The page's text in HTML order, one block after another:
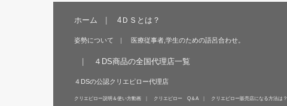
ホーム 4ＤＳとは？
姿勢について 医療従事者,学生のための語呂合わせ。
４DS商品の全国代理店一覧
４DSの公認クリエピロー代理店
クリエピロー説明＆使い方動画 クリエピロー Q＆A クリエピロー販売店になる方法は？